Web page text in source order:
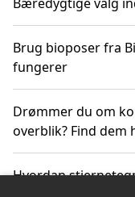
Brug bioposer fra
fungerer
Drømmer du om
overblik? Find dem
Hvordan